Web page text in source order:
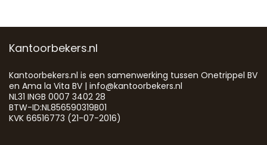
Kantoorbekers.nl
Kantoorbekers.nl is een samenwerking tussen Onetrippel BV
en Ama la Vita BV | info@kantoorbekers.nl
NL31 INGB 0007 3402 28
BTW-ID:NL856590319B01
KVK 66516773 (21-07-2016)